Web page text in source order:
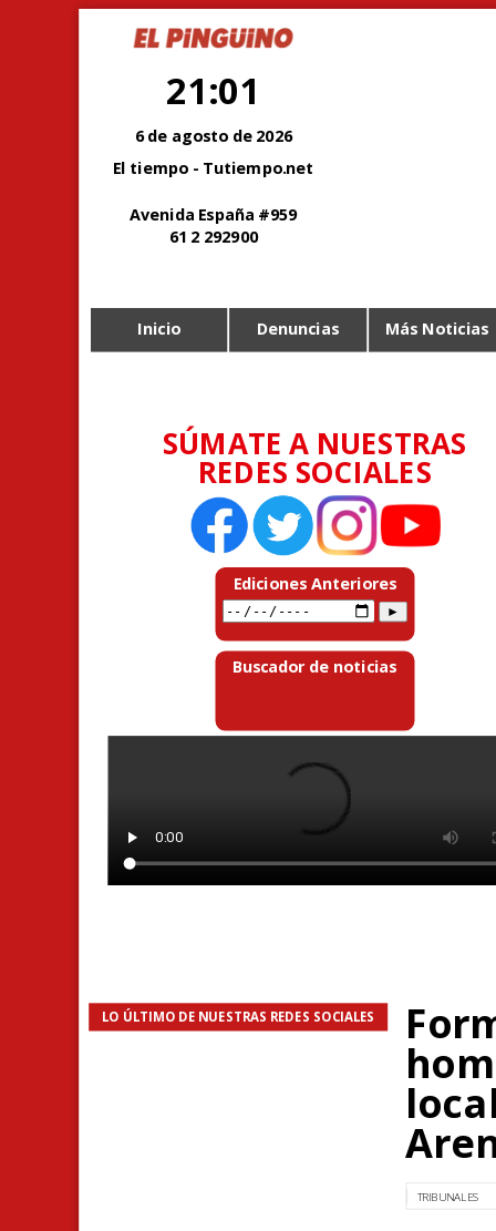
21:01
6 de agosto de 2026
El tiempo - Tutiempo.net
Avenida España #959
61 2 292900
Inicio Denuncias Más Noticias
SÚMATE A NUESTRAS
REDES SOCIALES
Ediciones Anteriores
Buscador de noticias
LO ÚLTIMO DE NUESTRAS REDES SOCIALES
TRIBUNALES